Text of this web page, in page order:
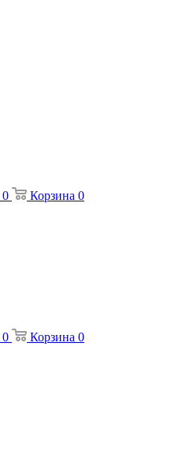
0 Корзина 0
0 Корзина 0